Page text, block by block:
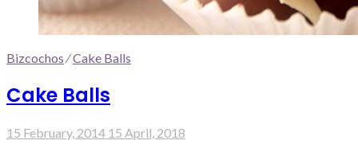
Bizcochos⁄Cake Balls
Cake Balls
15 February, 2014 15 April, 2018